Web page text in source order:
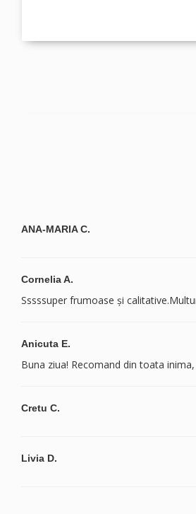
ANA-MARIA C.
Cornelia A.
Sssssuper frumoase și
Anicuta E.
Buna ziua! Recomand din toata
Cretu C.
Livia D.